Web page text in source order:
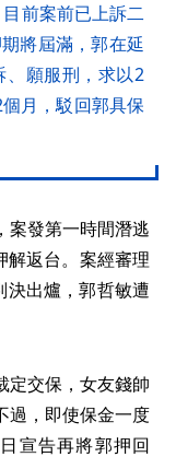
前案前已上訴二
將屆滿，郭在延
、願服刑，求以2
月，駁回郭具保
案發第一時間潛逃
解返台。案經審理
出爐，郭哲敏遭
定交保，女友錢帥
過，即使保金一度
宣告再將郭押回